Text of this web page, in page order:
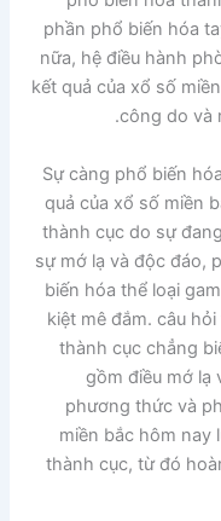
phần phổ biến hóa
nữa, hệ điều hành
kết quả của xổ số
công do và
Sự càng phổ biến
quả của xổ số miền
thành cục do sự
sự mớ lạ và độc đáo,
biến hóa thể loại
kiệt mê đắm. câu
thành cục chẳng
gồm điều mớ lạ
phương thức và
miền bắc hôm nay
thành cục, từ đó